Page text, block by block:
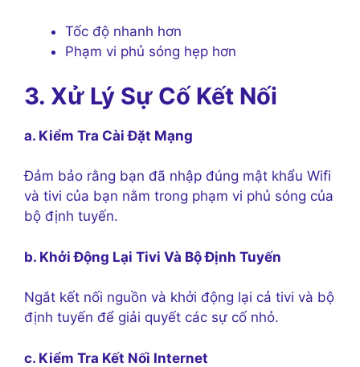
Tốc độ nhanh hơn
Phạm vi phủ sóng hẹp hơn
3. Xử Lý Sự Cố Kết Nối
a. Kiểm Tra Cài Đặt Mạng
Đảm bảo rằng bạn đã nhập đúng mật khẩu Wifi
và tivi của bạn nằm trong phạm vi phủ sóng của
bộ định tuyến.
b. Khởi Động Lại Tivi Và Bộ Định Tuyến
Ngắt kết nối nguồn và khởi động lại cả tivi và bộ
định tuyến để giải quyết các sự cố nhỏ.
c. Kiểm Tra Kết Nối Internet